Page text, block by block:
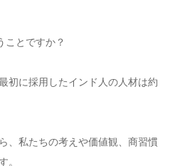
ことですか？
初に採用したインド人の人材は約
、私たちの考えや価値観、商習慣
。